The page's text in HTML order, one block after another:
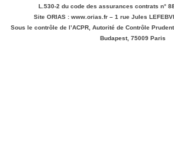
L.530-2 du code des assurances contrats n°
Site ORIAS : www.orias.fr – 1 rue Jules
Sous le contrôle de l’ACPR, Autorité de Contrôle
Budapest, 75009 Paris